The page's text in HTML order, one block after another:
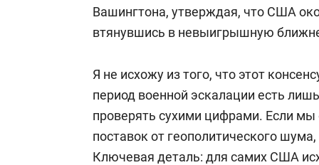
Вашингтона, утверждая, что США
втянувшись в невыигрышную
Я не исхожу из того, что этот
период военной эскалации есть
проверять сухими цифрами. Если
поставок от геополитического
Ключевая деталь: для самих США